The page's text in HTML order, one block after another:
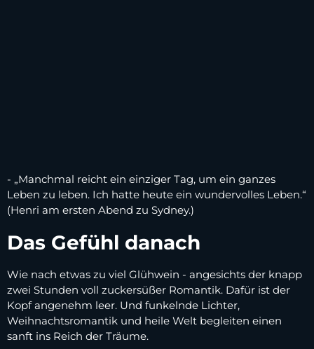
- „Manchmal reicht ein einziger Tag, um ein ganzes
Leben zu leben. Ich hatte heute ein wundervolles Leben.“
(Henri am ersten Abend zu Sydney.)
Das Gefühl danach
Wie nach etwas zu viel Glühwein - angesichts der knapp
zwei Stunden voll zuckersüßer Romantik. Dafür ist der
Kopf angenehm leer. Und funkelnde Lichter,
Weihnachtsromantik und heile Welt begleiten einen
sanft ins Reich der Träume.